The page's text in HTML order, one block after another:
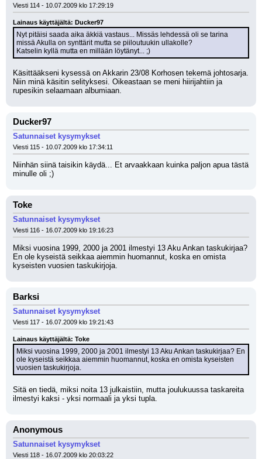
Viesti 114 - 10.07.2009 klo 17:29:19
Lainaus käyttäjältä: Ducker97
Nyt pitäisi saada aika äkkiä vastaus... Missäs lehdessä oli se tarina
missä Akulla on synttärit mutta se piiloutuukin ullakolle?
Katselin kyllä mutta en millään löytänyt... ;)
Käsittääkseni kysessä on Akkarin 23/08 Korhosen tekemä johtosarja.
Niin minä käsitin selityksesi. Oikeastaan se meni hiirijahtiin ja
rupesikin selaamaan albumiaan.
Ducker97
Satunnaiset kysymykset
Viesti 115 - 10.07.2009 klo 17:34:11
Niinhän siinä taisikin käydä... Et arvaakkaan kuinka paljon apua tästä
minulle oli ;)
Toke
Satunnaiset kysymykset
Viesti 116 - 16.07.2009 klo 19:16:23
Miksi vuosina 1999, 2000 ja 2001 ilmestyi 13 Aku Ankan taskukirjaa?
En ole kyseistä seikkaa aiemmin huomannut, koska en omista
kyseisten vuosien taskukirjoja.
Barksi
Satunnaiset kysymykset
Viesti 117 - 16.07.2009 klo 19:21:43
Lainaus käyttäjältä: Toke
Miksi vuosina 1999, 2000 ja 2001 ilmestyi 13 Aku Ankan taskukirjaa? En
ole kyseistä seikkaa aiemmin huomannut, koska en omista kyseisten
vuosien taskukirjoja.
Sitä en tiedä, miksi noita 13 julkaistiin, mutta joulukuussa taskareita
ilmestyi kaksi - yksi normaali ja yksi tupla.
Anonymous
Satunnaiset kysymykset
Viesti 118 - 16.07.2009 klo 20:03:22